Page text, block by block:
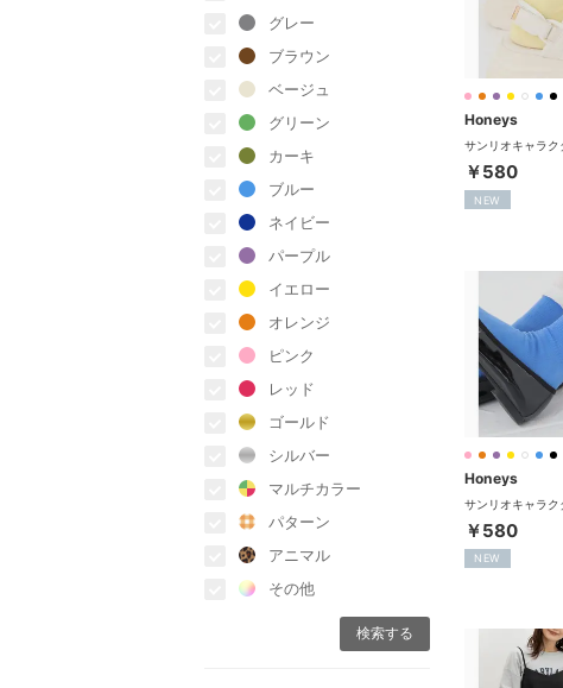
グレー
ブラウン
ベージュ
グリーン
カーキ
ブルー
ネイビー
パープル
イエロー
オレンジ
ピンク
レッド
ゴールド
シルバー
マルチカラー
パターン
アニマル
その他
Honeys
￥580
NEW
Honeys
￥580
NEW